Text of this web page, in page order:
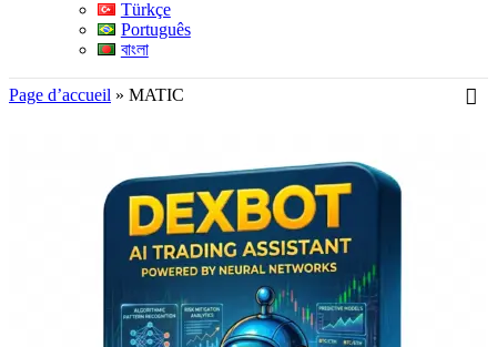
Türkçe
Português
বাংলা
Page d’accueil » MATIC